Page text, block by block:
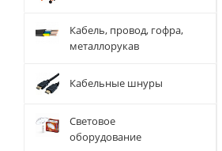
Кабель, провод, гофра,
металлорукав
Кабельные шнуры
Световое
оборудование